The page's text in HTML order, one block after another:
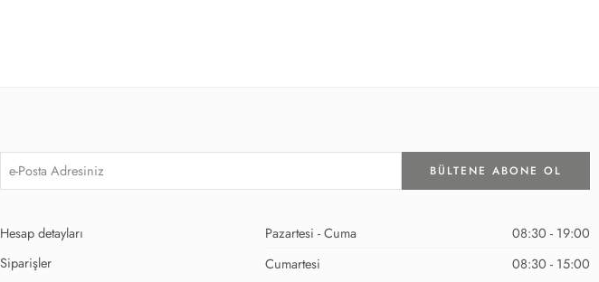
Hesap detayları
Siparişler
Pazartesi - Cuma
08:30 - 19:00
Cumartesi
08:30 - 15:00